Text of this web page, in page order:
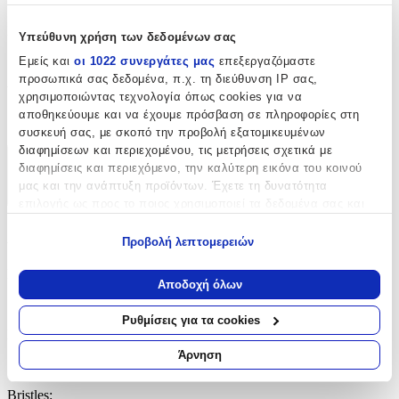
Υπεύθυνη χρήση των δεδομένων σας
Εμείς και οι 1022 συνεργάτες μας επεξεργαζόμαστε
προσωπικά σας δεδομένα, π.χ. τη διεύθυνση IP σας,
χρησιμοποιώντας τεχνολογία όπως cookies για να
αποθηκεύουμε και να έχουμε πρόσβαση σε πληροφορίες στη
συσκευή σας, με σκοπό την προβολή εξατομικευμένων
διαφημίσεων και περιεχομένου, τις μετρήσεις σχετικά με
διαφημίσεις και περιεχόμενο, την καλύτερη εικόνα του κοινού
μας και την ανάπτυξη προϊόντων. Έχετε τη δυνατότητα
Να συλλέξουμε πληροφορίες σχετικά με τη γεωγραφική
σας τοποθεσία, οι οποίες μπορεί να είναι ακριβείς σε
απόσταση μερικών μέτρων
Να αναγνωρίσουμε τη συσκευή σας σαρώνοντας ενεργά
για συγκεκριμένα χαρακτηριστικά (δακτυλικό αποτύπωμα)
Μάθετε περισσότερα σχετικά με τον τρόπο επεξεργασίας των
προσωπικών σας δεδομένων και καθορίστε τις προτιμήσεις σας
Προβολή λεπτομερειών
Αποδοχή όλων
Ρυθμίσεις για τα cookies
Άρνηση
Κύβοι
:
Όχι
Υλικό:
Πλαστικά
Χαρακτηριστικά
Χαρακτηριστικά
Κατασκευαστής:
Banbao
Ηλικία:
Bristles: